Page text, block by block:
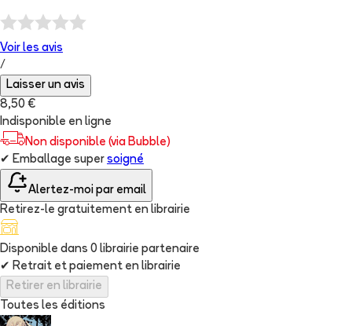
Voir les avis
/
Laisser un avis
8,50 €
Indisponible en ligne
Non disponible (via Bubble)
✔ Emballage super soigné
Alertez-moi par email
Retirez-le gratuitement en librairie
Disponible dans 0 librairie partenaire
✔ Retrait et paiement en librairie
Retirer en librairie
Toutes les éditions